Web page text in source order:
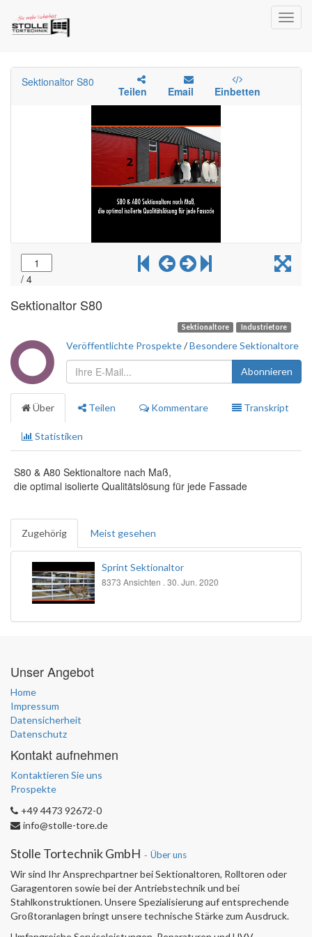
Sektionaltor S80
Industrietore
Sektionaltore
Veröffentlichte Prospekte/Besondere Sektionaltore
Abonnieren
Über Teilen Kommentare Transkript
Statistiken
S80 & A80 Sektionaltore nach Maß,
die optimal isolierte Qualitätslösung für jede Fassade
Zugehörig Meist gesehen
Sprint Sektionaltor
8373 Ansichten . 30. Jun. 2020
Unser Angebot
Home
Impressum
Datensicherheit
Datenschutz
Kontakt aufnehmen
Kontaktieren Sie uns
Prospekte
+49 4473 92672-0
info@stolle-tore.de
Stolle Tortechnik GmbH - Über uns
Wir sind Ihr Ansprechpartner bei Sektionaltoren, Rolltoren oder
Garagentoren sowie bei der Antriebstechnik und bei
Stahlkonstruktionen. Unsere Spezialisierung auf entsprechende
Großtoranlagen bringt unsere technische Stärke zum Ausdruck.